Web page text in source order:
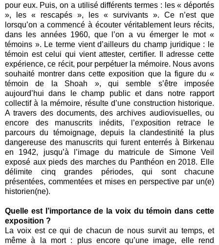
pour eux. Puis, on a utilisé différents termes : les « déportés
», les « rescapés », les « survivants ». Ce n’est que
lorsqu’on a commencé à écouter véritablement leurs récits,
dans les années 1960, que l’on a vu émerger le mot «
témoins ». Le terme vient d’ailleurs du champ juridique : le
témoin est celui qui vient attester, certifier. Il adresse cette
expérience, ce récit, pour perpétuer la mémoire. Nous avons
souhaité montrer dans cette exposition que la figure du «
témoin de la Shoah », qui semble s’être imposée
aujourd’hui dans le champ public et dans notre rapport
collectif à la mémoire, résulte d’une construction historique.
A travers des documents, des archives audiovisuelles, ou
encore des manuscrits inédits, l’exposition retrace le
parcours du témoignage, depuis la clandestinité la plus
dangereuse des manuscrits qui furent enterrés à Birkenau
en 1942, jusqu’à l’image du matricule de Simone Veil
exposé aux pieds des marches du Panthéon en 2018. Elle
délimite cinq grandes périodes, qui sont chacune
présentées, commentées et mises en perspective par un(e)
historien(ne).
Quelle est l’importance de la voix du témoin dans cette
exposition ?
La voix est ce qui de chacun de nous survit au temps, et
même à la mort : plus encore qu’une image, elle rend